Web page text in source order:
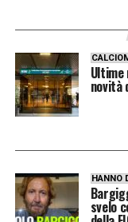
novità
HANNO
svelo